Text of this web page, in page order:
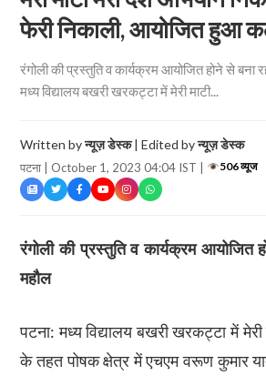
फेरी निकाली, आयोजित हुआ
रंगोली की प्रस्तुति व कार्यक्रम आयोजित होने से बना
मध्य विद्यालय बखरी खरकट्टा में मेरी माटी...
Written byन्यूज़ डेस्क| Edited byन्यूज़ डेस्क
पटना | October 1, 2023 04:04 IST | 506 व्यूज
रंगोली की प्रस्तुति व कार्यक्रम आयोजित
महौल
पटना: मध्य विद्यालय बखरी खरकट्टा में मेरी
के तहत पोषक क्षेत्र में एचएम वरूण कुमार